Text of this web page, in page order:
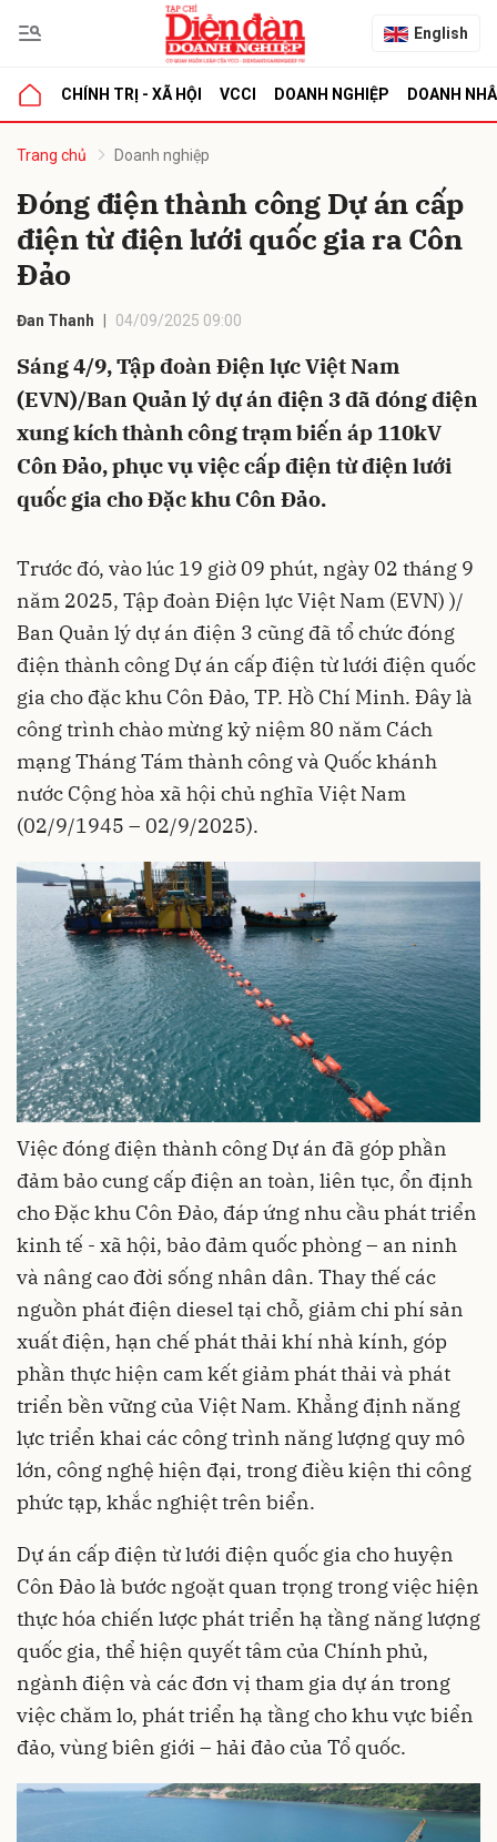
English
CHÍNH TRỊ - XÃ HỘI VCCI DOANH NGHIỆP DOANH
Trang chủ Doanh nghiệp
Đóng điện thành công Dự án cấp
điện từ điện lưới quốc gia ra Côn
Đảo
Đan Thanh 04/09/2025 09:00
Sáng 4/9, Tập đoàn Điện lực Việt Nam
(EVN)/Ban Quản lý dự án điện 3 đã đóng điện
xung kích thành công trạm biến áp 110kV
Côn Đảo, phục vụ việc cấp điện từ điện lưới
quốc gia cho Đặc khu Côn Đảo.
Trước đó, vào lúc 19 giờ 09 phút, ngày 02 tháng 9
năm 2025, Tập đoàn Điện lực Việt Nam (EVN) )/
Ban Quản lý dự án điện 3 cũng đã tổ chức đóng
điện thành công Dự án cấp điện từ lưới điện quốc
gia cho đặc khu Côn Đảo, TP. Hồ Chí Minh. Đây là
công trình chào mừng kỷ niệm 80 năm Cách
mạng Tháng Tám thành công và Quốc khánh
nước Cộng hòa xã hội chủ nghĩa Việt Nam
(02/9/1945 – 02/9/2025).
Việc đóng điện thành công Dự án đã góp phần
đảm bảo cung cấp điện an toàn, liên tục, ổn định
cho Đặc khu Côn Đảo, đáp ứng nhu cầu phát triển
kinh tế - xã hội, bảo đảm quốc phòng – an ninh
và nâng cao đời sống nhân dân. Thay thế các
nguồn phát điện diesel tại chỗ, giảm chi phí sản
xuất điện, hạn chế phát thải khí nhà kính, góp
phần thực hiện cam kết giảm phát thải và phát
triển bền vững của Việt Nam. Khẳng định năng
lực triển khai các công trình năng lượng quy mô
lớn, công nghệ hiện đại, trong điều kiện thi công
phức tạp, khắc nghiệt trên biển.
Dự án cấp điện từ lưới điện quốc gia cho huyện
Côn Đảo là bước ngoặt quan trọng trong việc hiện
thực hóa chiến lược phát triển hạ tầng năng lượng
quốc gia, thể hiện quyết tâm của Chính phủ,
ngành điện và các đơn vị tham gia dự án trong
việc chăm lo, phát triển hạ tầng cho khu vực biển
đảo, vùng biên giới – hải đảo của Tổ quốc.
luận
Hủy